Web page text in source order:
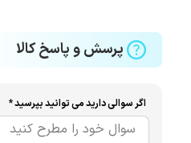
پرسش و پاسخ کالا
اگر سوالی دارید می توانید بپرسید *